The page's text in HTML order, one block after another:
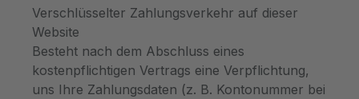
Verschlüsselter Zahlungsverkehr auf dieser
Website
Besteht nach dem Abschluss eines
kostenpflichtigen Vertrags eine Verpflichtung,
uns Ihre Zahlungsdaten (z. B. Kontonummer bei